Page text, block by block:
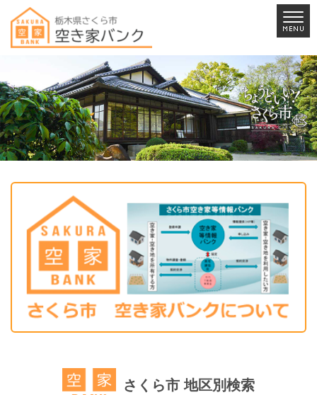
さくら市 地区別検索